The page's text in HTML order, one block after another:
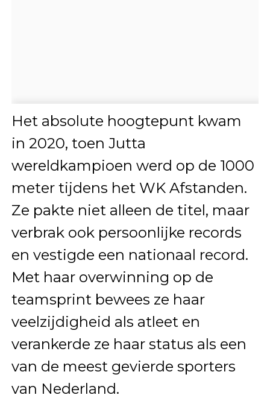
Het absolute hoogtepunt kwam
in 2020, toen Jutta
wereldkampioen werd op de 1000
meter tijdens het WK Afstanden.
Ze pakte niet alleen de titel, maar
verbrak ook persoonlijke records
en vestigde een nationaal record.
Met haar overwinning op de
teamsprint bewees ze haar
veelzijdigheid als atleet en
verankerde ze haar status als een
van de meest gevierde sporters
van Nederland.